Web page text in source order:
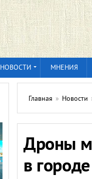
НОВОСТИ МНЕНИЯ
Главная » Новости
Дроны
в